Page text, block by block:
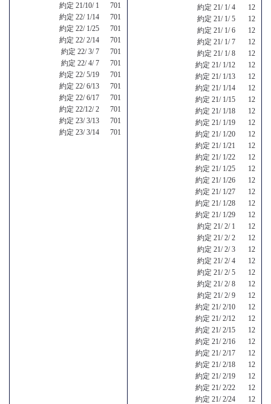
約定 21/10/ 1 701
約定 22/ 1/14 701
約定 22/ 1/25 701
約定 22/ 2/14 701
約定 22/ 3/ 7 701
約定 22/ 4/ 7 701
約定 22/ 5/19 701
約定 22/ 6/13 701
約定 22/ 6/17 701
約定 22/12/ 2 701
約定 23/ 3/13 701
約定 23/ 3/14 701
約定 21/ 1/ 4 12
約定 21/ 1/ 5 12
約定 21/ 1/ 6 12
約定 21/ 1/ 7 12
約定 21/ 1/ 8 12
約定 21/ 1/12 12
約定 21/ 1/13 12
約定 21/ 1/14 12
約定 21/ 1/15 12
約定 21/ 1/18 12
約定 21/ 1/19 12
約定 21/ 1/20 12
約定 21/ 1/21 12
約定 21/ 1/22 12
約定 21/ 1/25 12
約定 21/ 1/26 12
約定 21/ 1/27 12
約定 21/ 1/28 12
約定 21/ 1/29 12
約定 21/ 2/ 1 12
約定 21/ 2/ 2 12
約定 21/ 2/ 3 12
約定 21/ 2/ 4 12
約定 21/ 2/ 5 12
約定 21/ 2/ 8 12
約定 21/ 2/ 9 12
約定 21/ 2/10 12
約定 21/ 2/12 12
約定 21/ 2/15 12
約定 21/ 2/16 12
約定 21/ 2/17 12
約定 21/ 2/18 12
約定 21/ 2/19 12
約定 21/ 2/22 12
約定 21/ 2/24 12